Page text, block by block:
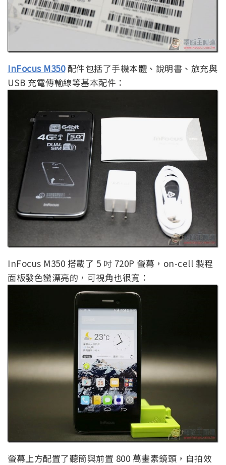
InFocus M350配件包括了手機本體、說明書、旅充與
USB 充電傳輸線等基本配件：
InFocus M350 搭載了 5 吋 720P 螢幕，on-cell 製程
面板發色蠻漂亮的，可視角也很寬：
螢幕上方配置了聽筒與前置 800 萬畫素鏡頭，自拍效